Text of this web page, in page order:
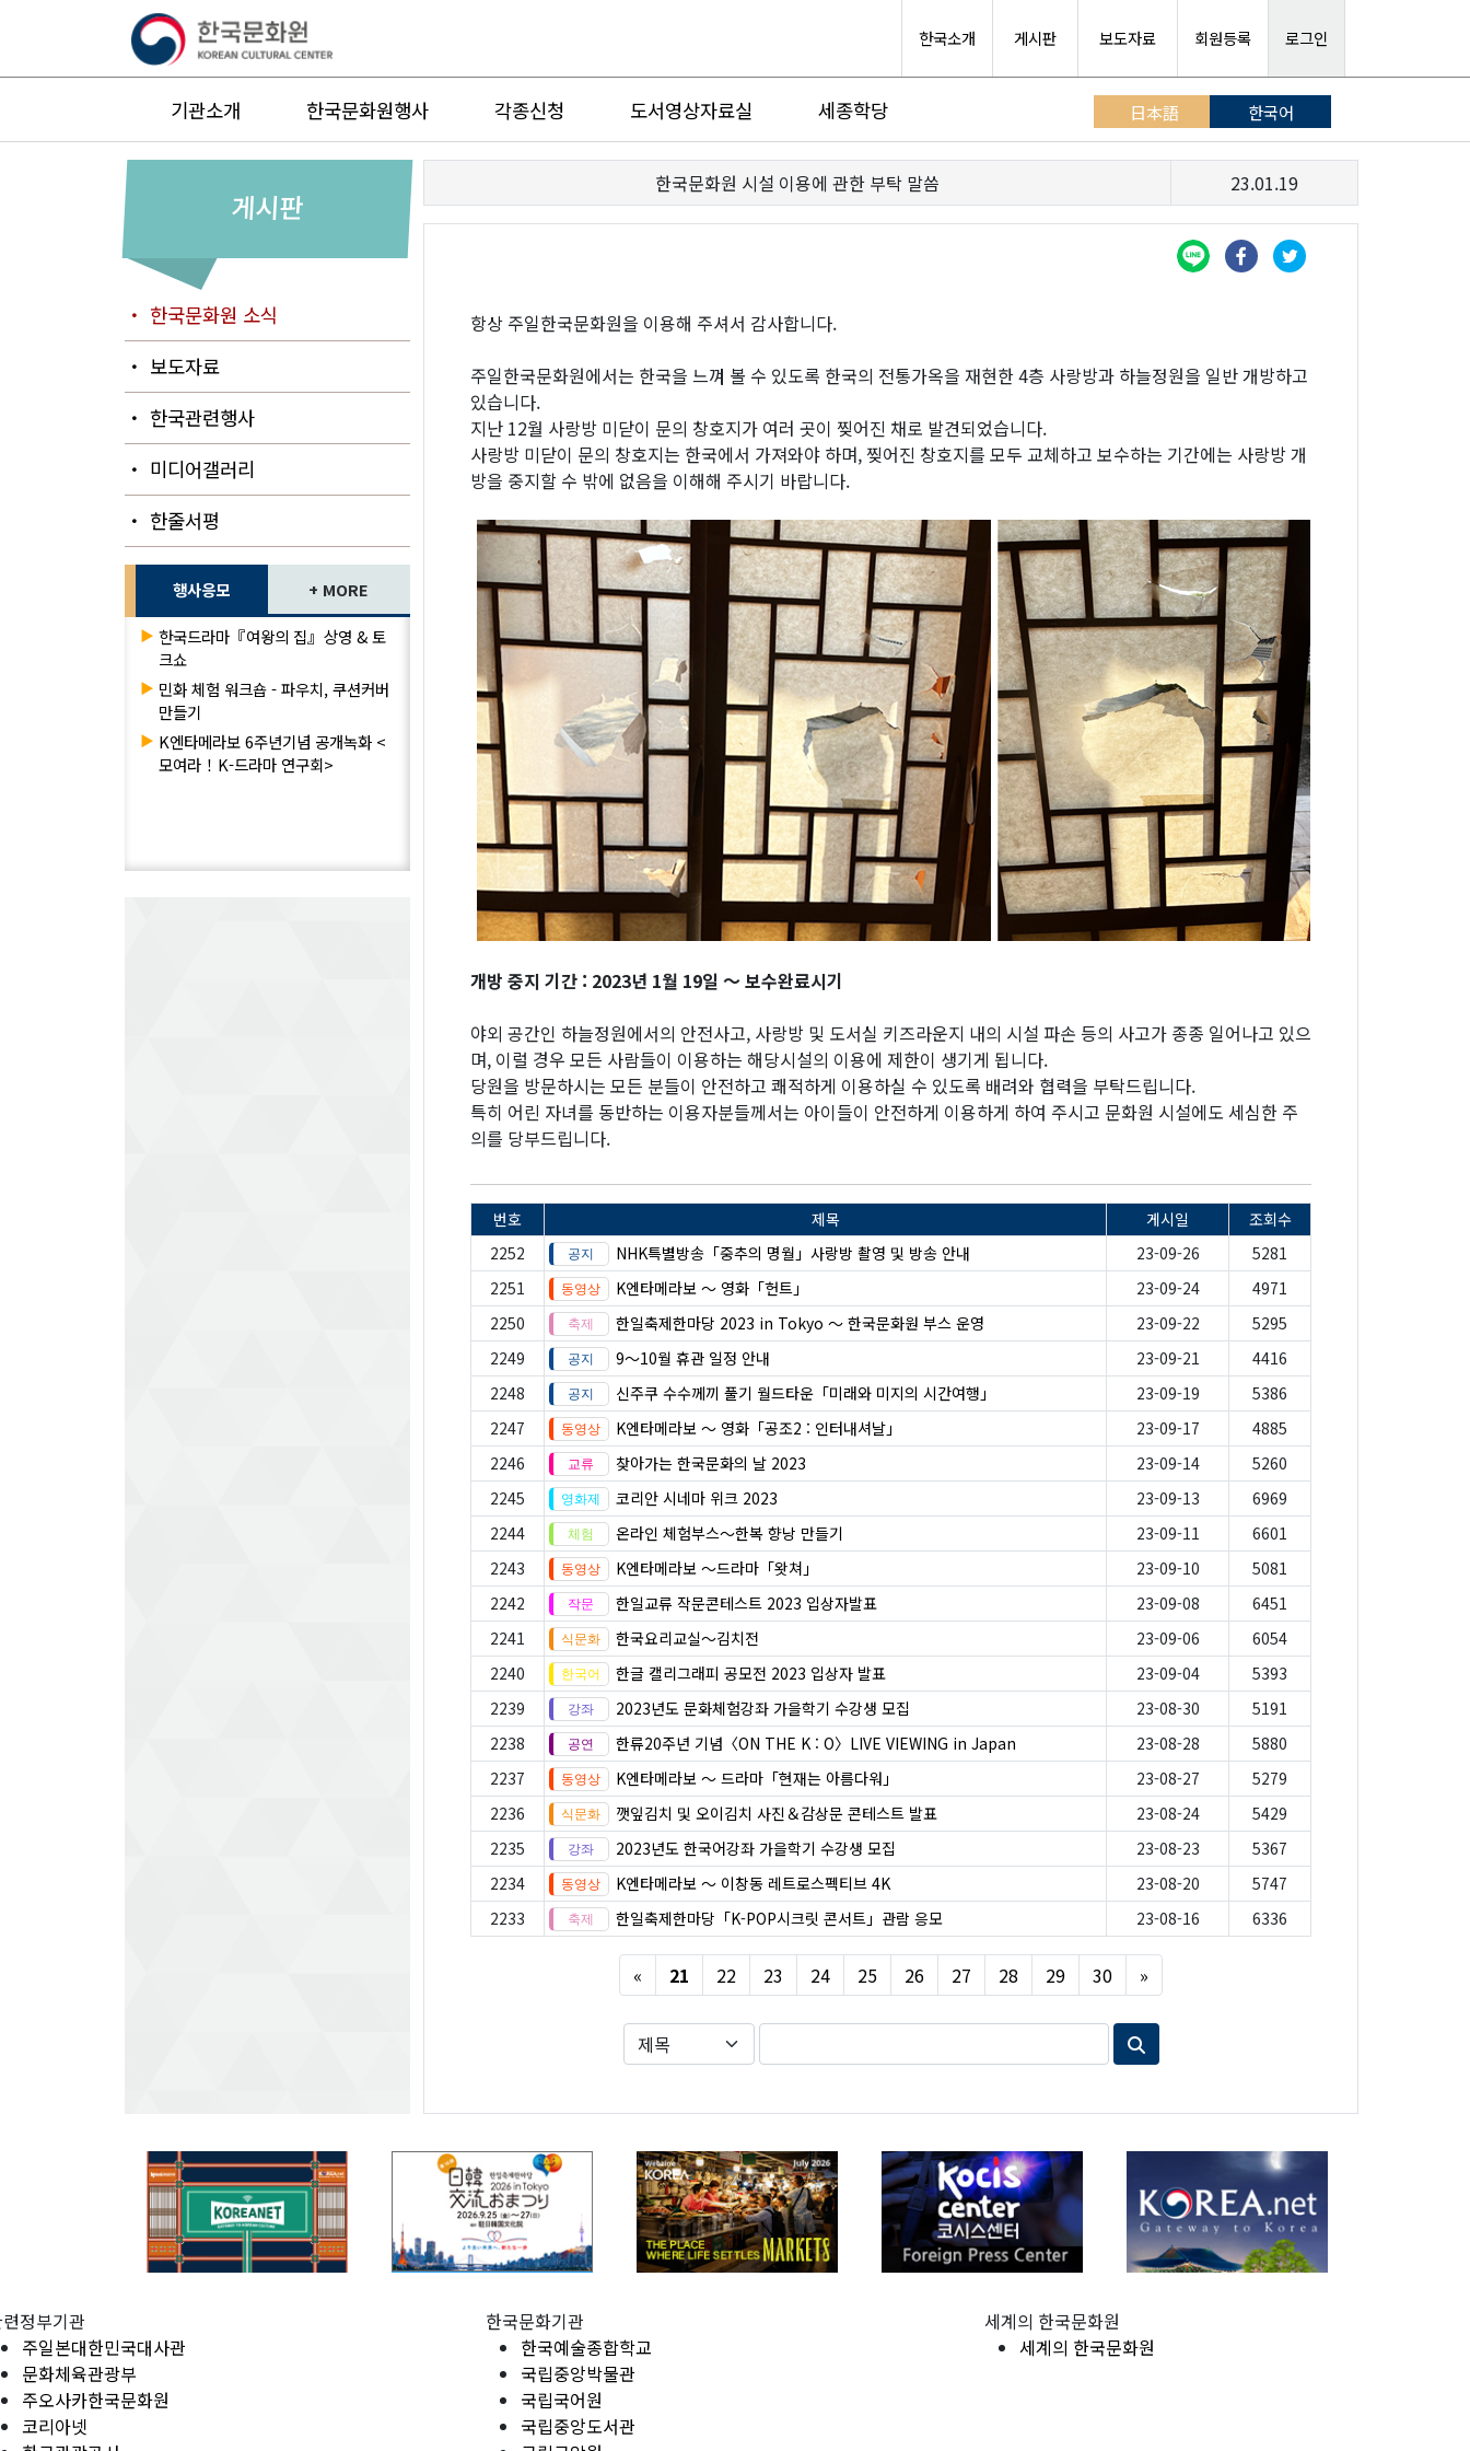
한국소개 게시판 보도자료 회원등록 로그인
기관소개 한국문화원행사 각종신청 도서영상자료실 세종학당 日本語 한국어
게시판
・ 한국문화원 소식
・ 보도자료
・ 한국관련행사
・ 미디어갤러리
・ 한줄서평
행사응모 + MORE
▶ 한국드라마『여왕의 집』상영 & 토
크쇼
▶ 민화 체험 워크숍 - 파우치, 쿠션커버
만들기
▶ K엔타메라보 6주년기념 공개녹화 <
모여라！K-드라마 연구회>
한국문화원 시설 이용에 관한 부탁 말씀 23.01.19
항상 주일한국문화원을 이용해 주셔서 감사합니다.
주일한국문화원에서는 한국을 느껴 볼 수 있도록 한국의 전통가옥을 재현한 4층 사랑방과 하늘정원을 일반 개방하고
있습니다.
지난 12월 사랑방 미닫이 문의 창호지가 여러 곳이 찢어진 채로 발견되었습니다.
사랑방 미닫이 문의 창호지는 한국에서 가져와야 하며, 찢어진 창호지를 모두 교체하고 보수하는 기간에는 사랑방 개
방을 중지할 수 밖에 없음을 이해해 주시기 바랍니다.
개방 중지 기간 : 2023년 1월 19일 〜 보수완료시기
야외 공간인 하늘정원에서의 안전사고, 사랑방 및 도서실 키즈라운지 내의 시설 파손 등의 사고가 종종 일어나고 있으
며, 이럴 경우 모든 사람들이 이용하는 해당시설의 이용에 제한이 생기게 됩니다.
당원을 방문하시는 모든 분들이 안전하고 쾌적하게 이용하실 수 있도록 배려와 협력을 부탁드립니다.
특히 어린 자녀를 동반하는 이용자분들께서는 아이들이 안전하게 이용하게 하여 주시고 문화원 시설에도 세심한 주
의를 당부드립니다.
번호 제목 게시일
조회수
2252
NHK특별방송「중추의 명월」사랑방 촬영 및 방송 안내 23-09-26
5281
2251
K엔타메라보 ～ 영화「헌트」 23-09-24
4971
2250
한일축제한마당 2023 in Tokyo 〜 한국문화원 부스 운영 23-09-22
5295
2249
9～10월 휴관 일정 안내 23-09-21
4416
2248
신주쿠 수수께끼 풀기 월드타운「미래와 미지의 시간여행」 23-09-19
5386
2247
K엔타메라보 ～ 영화「공조2 : 인터내셔날」 23-09-17
4885
2246
찾아가는 한국문화의 날 2023 23-09-14
5260
2245
코리안 시네마 위크 2023 23-09-13
6969
2244
온라인 체험부스〜한복 향낭 만들기 23-09-11
6601
2243
K엔타메라보 ～드라마「왓쳐」 23-09-10
5081
2242
한일교류 작문콘테스트 2023 입상자발표 23-09-08
6451
2241
한국요리교실〜김치전 23-09-06
6054
2240
한글 캘리그래피 공모전 2023 입상자 발표 23-09-04
5393
2239
2023년도 문화체험강좌 가을학기 수강생 모집 23-08-30
5191
2238
한류20주년 기념〈ON THE K : O〉LIVE VIEWING in Japan 23-08-28
5880
2237
K엔타메라보 ～ 드라마「현재는 아름다워」 23-08-27
5279
2236
깻잎김치 및 오이김치 사진＆감상문 콘테스트 발표 23-08-24
5429
2235
2023년도 한국어강좌 가을학기 수강생 모집 23-08-23
5367
2234
K엔타메라보 ～ 이창동 레트로스펙티브 4K 23-08-20
5747
2233
한일축제한마당「K-POP시크릿 콘서트」관람 응모 23-08-16 6336
« Previous
21 22 23 24 25 26 27 28 29 30 »
정부기관
주일본대한민국대사관
문화체육관광부
주오사카한국문화원
코리아넷
한국문화기관
한국예술종합학교
국립중앙박물관
국립국어원
국립중앙도서관
세계의 한국문화원
세계의 한국문화원